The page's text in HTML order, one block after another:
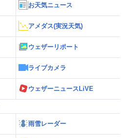
お天気ニュース
アメダス(実況天気)
ウェザーリポート
ライブカメラ
ウェザーニュースLiVE
雨雪レーダー